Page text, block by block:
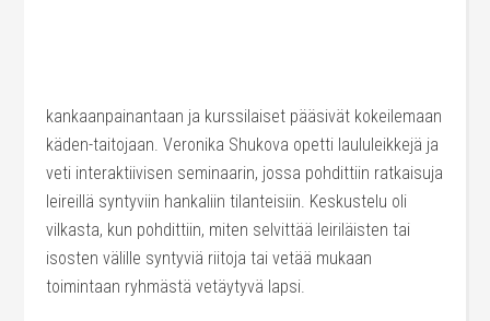
kankaanpainantaan ja kurssilaiset pääsivät kokeilemaan
käden-taitojaan. Veronika Shukova opetti laululeikkejä ja
veti interaktiivisen seminaarin, jossa pohdittiin ratkaisuja
leireillä syntyviin hankaliin tilanteisiin. Keskustelu oli
vilkasta, kun pohdittiin, miten selvittää leiriläisten tai
isosten välille syntyviä riitoja tai vetää mukaan
toimintaan ryhmästä vetäytyvä lapsi.